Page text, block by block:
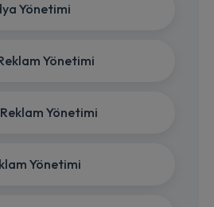
Yönetimi
Yönetimi
Yönetimi
Yönetimi